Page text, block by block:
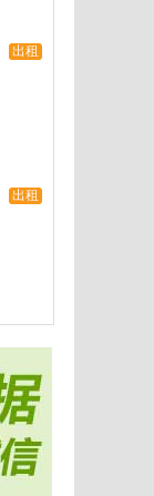
出租
出租